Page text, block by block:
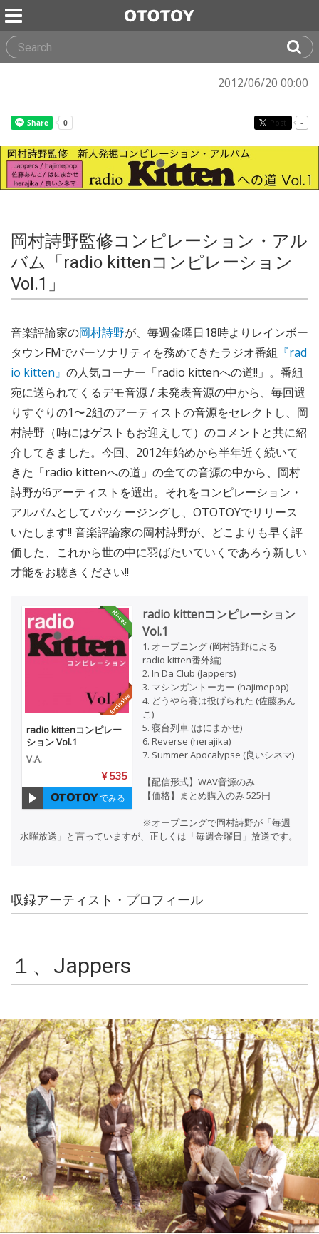
2012/06/20 00:00
Post -
岡村詩野監修コンピレーション・アル
バム「radio kittenコンピレーション
Vol.1」
音楽評論家の岡村詩野が、毎週金曜日18時よりレインボー
タウンFMでパーソナリティを務めてきたラジオ番組 『rad
io kitten』 の人気コーナー「radio kittenへの道!!」。番組
宛に送られてくるデモ音源 / 未発表音源の中から、毎回選
りすぐりの1〜2組のアーティストの音源をセレクトし、岡
村詩野（時にはゲストもお迎えして）のコメントと共に紹
介してきました。今回、2012年始めから半年近く続いて
きた「radio kittenへの道」の全ての音源の中から、岡村
詩野が6アーティストを選出。それをコンピレーション・
アルバムとしてパッケージングし、OTOTOYでリリース
いたします!! 音楽評論家の岡村詩野が、どこよりも早く評
価した、これから世の中に羽ばたいていくであろう新しい
才能をお聴きください!!
radio kittenコンピレー
ション Vol.1
V.A.
¥ 535
でみる
radio kittenコンピレーション
Vol.1
1. オープニング (岡村詩野による
radio kitten番外編)
2. In Da Club (Jappers)
3. マシンガントーカー (hajimepop)
4. どうやら賽は投げられた (佐藤あん
こ)
5. 寝台列車 (はにまかせ)
6. Reverse (herajika)
7. Summer Apocalypse (良いシネマ)
【配信形式】WAV音源のみ
【価格】まとめ購入のみ 525円
※オープニングで岡村詩野が「毎週
水曜放送」と言っていますが、正しくは「毎週金曜日」放送です。
収録アーティスト・プロフィール
１、Jappers